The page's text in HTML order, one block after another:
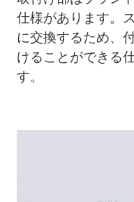
仕様があります。
に交換するため、
けることができる
す。